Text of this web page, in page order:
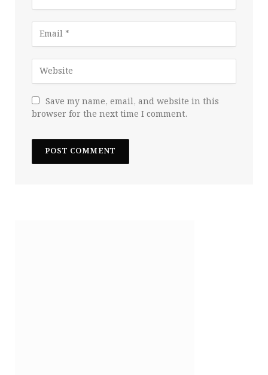
Save my name, email, and website in this
browser for the next time I comment.